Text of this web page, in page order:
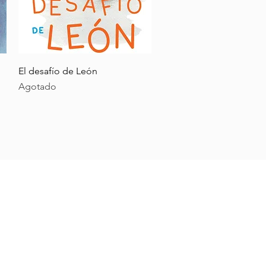
Vista rápida
El desafío de León
Agotado